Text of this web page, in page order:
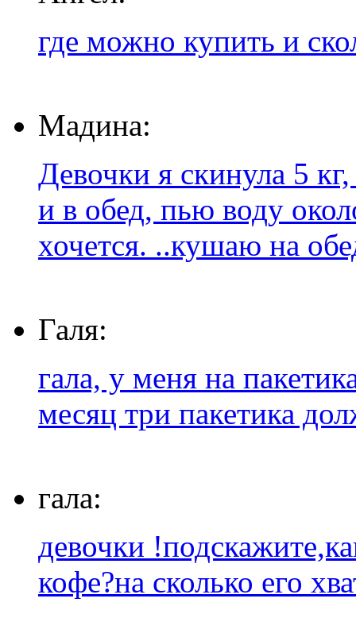
где можно купить и
Мадина:
Девочки я скинула 5
и в обед, пью воду
хочется. ..кушаю на
Галя:
гала, у меня на
месяц три пакетика
гала:
девочки
кофе?на сколько его